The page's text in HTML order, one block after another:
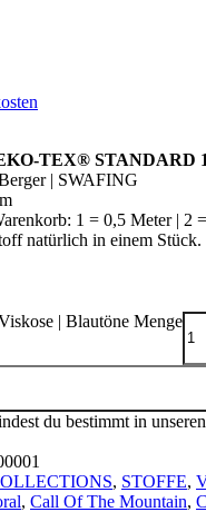
TEX® STANDARD
| SWAFING
1 = 0,5 Meter | 2
natürlich in einem Stück.
| Blautöne Menge
du bestimmt in unseren
, STOFFE,
, Call Of The Mountain,